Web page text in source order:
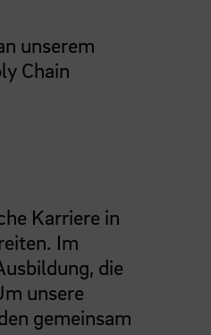
unserem
Chain
Karriere in
Im
die
unsere
gemeinsam